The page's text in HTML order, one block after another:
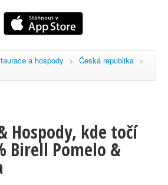
a hospody > Česká republika >
Hospody, kde točí
Birell Pomelo &